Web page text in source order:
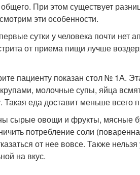
общего. При этом существует
эти особенности.
сутки у человека почти нет
от приема пищи лучше
пациенту показан стол № 1А.
молочные супы, яйца
Такая еда доставит меньше всего
сырые овощи и фрукты, мясные
потребление соли
от нее вовсе. Также
на вкус.